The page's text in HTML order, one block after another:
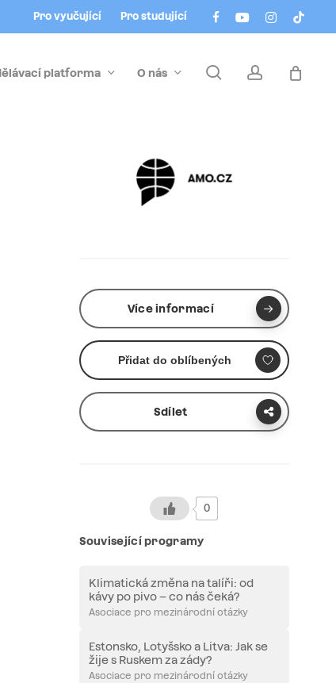
facebookyoutubeinstagram
tiktok
Pro vyučující Pro studující
platforma O nás searchaccount
Více informací
Přidat do oblíbených
Sdílet
0
Související programy
Klimatická změna na talíři: od
kávy po pivo – co nás čeká?
Asociace pro mezinárodní otázky
Estonsko, Lotyšsko a Litva: Jak se
žije s Ruskem za zády?
Asociace pro mezinárodní otázky
Menu